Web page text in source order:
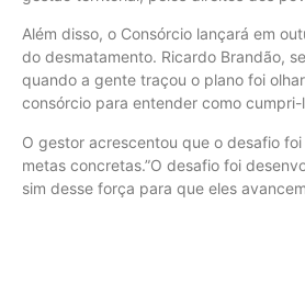
Além disso, o Consórcio lançará em
do desmatamento. Ricardo Brandão,
quando a gente traçou o plano foi
consórcio para entender como cumpri-
O gestor acrescentou que o desafio
metas concretas.”O desafio foi
sim desse força para que eles